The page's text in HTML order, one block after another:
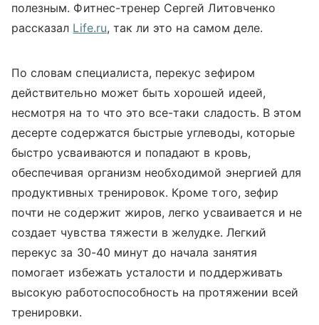
полезным. Фитнес-тренер Сергей Литовченко
рассказал Life.ru, так ли это на самом деле.
По словам специалиста, перекус зефиром
действительно может быть хорошей идеей,
несмотря на то что это все-таки сладость. В этом
десерте содержатся быстрые углеводы, которые
быстро усваиваются и попадают в кровь,
обеспечивая организм необходимой энергией для
продуктивных тренировок. Кроме того, зефир
почти не содержит жиров, легко усваивается и не
создает чувства тяжести в желудке. Легкий
перекус за 30-40 минут до начала занятия
помогает избежать усталости и поддерживать
высокую работоспособность на протяжении всей
тренировки.